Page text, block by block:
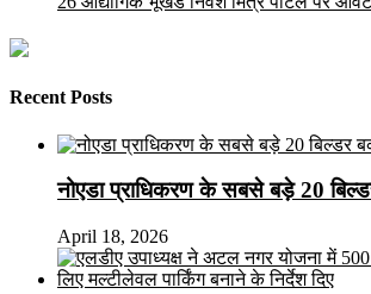
Recent Posts
नोएडा प्राधिकरण के सबसे बड़े 20
April 18, 2026